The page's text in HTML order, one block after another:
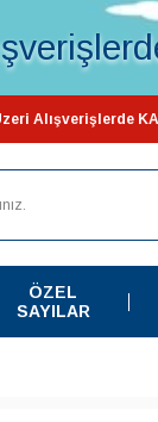
Alışverişlerde
ÖZEL
SAYILAR